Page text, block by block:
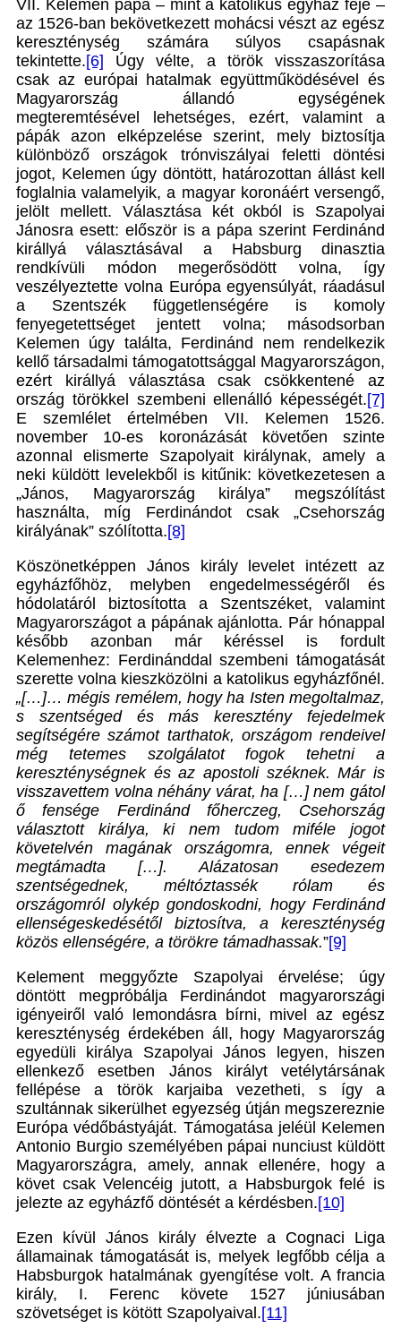
VII. Kelemen pápa – mint a katolikus egyház feje –
az 1526-ban bekövetkezett mohácsi vészt az egész
kereszténység számára súlyos csapásnak
tekintette.[6] Úgy vélte, a török visszaszorítása
csak az európai hatalmak együttműködésével és
Magyarország állandó egységének
megteremtésével lehetséges, ezért, valamint a
pápák azon elképzelése szerint, mely biztosítja
különböző országok trónviszályai feletti döntési
jogot, Kelemen úgy döntött, határozottan állást kell
foglalnia valamelyik, a magyar koronáért versengő,
jelölt mellett. Választása két okból is Szapolyai
Jánosra esett: először is a pápa szerint Ferdinánd
királlyá választásával a Habsburg dinasztia
rendkívüli módon megerősödött volna, így
veszélyeztette volna Európa egyensúlyát, ráadásul
a Szentszék függetlenségére is komoly
fenyegetettséget jentett volna; másodsorban
Kelemen úgy találta, Ferdinánd nem rendelkezik
kellő társadalmi támogatottsággal Magyarországon,
ezért királlyá választása csak csökkentené az
ország törökkel szembeni ellenálló képességét.[7]
E szemlélet értelmében VII. Kelemen 1526.
november 10-es koronázását követően szinte
azonnal elismerte Szapolyait királynak, amely a
neki küldött levelekből is kitűnik: következetesen a
„János, Magyarország királya” megszólítást
használta, míg Ferdinándot csak „Csehország
királyának” szólította.[8]
Köszönetképpen János király levelet intézett az
egyházfőhöz, melyben engedelmességéről és
hódolatáról biztosította a Szentszéket, valamint
Magyarországot a pápának ajánlotta. Pár hónappal
később azonban már kéréssel is fordult
Kelemenhez: Ferdinánddal szembeni támogatását
szerette volna kieszközölni a katolikus egyházfőnél.
„[…]… mégis remélem, hogy ha Isten megoltalmaz,
s szentséged és más keresztény fejedelmek
segítségére számot tarthatok, országom rendeivel
még tetemes szolgálatot fogok tehetni a
kereszténységnek és az apostoli széknek. Már is
visszavettem volna néhány várat, ha […] nem gátol
ő fensége Ferdinánd főherczeg, Csehország
választott királya, ki nem tudom miféle jogot
követelvén magának országomra, ennek végeit
megtámadta […]. Alázatosan esedezem
szentségednek, méltóztassék rólam és
országomról olykép gondoskodni, hogy Ferdinánd
ellenségeskedésétől biztosítva, a kereszténység
közös ellenségére, a törökre támadhassak.”[9]
Kelement meggyőzte Szapolyai érvelése; úgy
döntött megpróbálja Ferdinándot magyarországi
igényeiről való lemondásra bírni, mivel az egész
kereszténység érdekében áll, hogy Magyarország
egyedüli királya Szapolyai János legyen, hiszen
ellenkező esetben János királyt vetélytársának
fellépése a török karjaiba vezetheti, s így a
szultánnak sikerülhet egyezség útján megszereznie
Európa védőbástyáját. Támogatása jeléül Kelemen
Antonio Burgio személyében pápai nunciust küldött
Magyarországra, amely, annak ellenére, hogy a
követ csak Velencéig jutott, a Habsburgok felé is
jelezte az egyházfő döntését a kérdésben.[10]
Ezen kívül János király élvezte a Cognaci Liga
államainak támogatását is, melyek legfőbb célja a
Habsburgok hatalmának gyengítése volt. A francia
király, I. Ferenc követe 1527 júniusában
szövetséget is kötött Szapolyaival.[11]